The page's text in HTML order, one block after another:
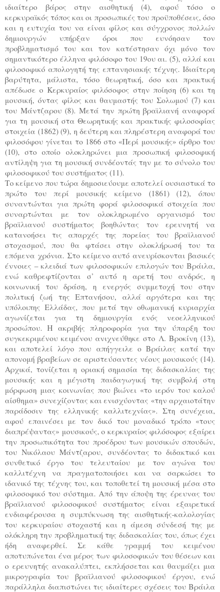
ιδιαίτερο βάρος στην αισθητική (4), αφού τόσο ο
κερκυραϊκός τόπος και οι προσωπικές του προϋποθέσεις, όσο
και η ευτυχία του να είναι φίλος και σύγχρονος πολλών
δημιουργών υπήρξαν όροι που ευνόησαν τον
προβληματισμό του και τον κατέστησαν όχι μόνο τον
σημαντικότερο έλληνα φιλόσοφο του 19ου αι. (5), αλλά και
φιλοσοφικό απολογητή της επτανησιακής τέχνης. Ιδιαίτερη
βαρύτητα, μάλιστα, τόσο θεωρητική, όσο και πρακτική
απέδωσε ο Κερκυραίος φιλόσοφος στην ποίηση (6) και τη
μουσική, όντας φίλος και θαυμαστής του Σολωμού (7) και
του Μάντζαρου (8). Μετά την πρώτη βραϊλιανή αναφορά
για τη μουσική στα Θεωρητικής και πρακτικής φιλοσοφίας
στοιχεία (1862) (9), η δεύτερη και πληρέστερη αναφορά του
φιλοσόφου γίνεται το 1866 στο «Περί μουσικής» άρθρο του
(10), στο οποίο ολοκληρώνει μια προσωπική φιλοσοφική
αντίληψη για τη μουσική συνδέοντάς την με το σύνολο του
φιλοσοφικού του συστήματος (11).
Το κείμενο που τώρα δημοσιεύουμε αποτελεί ουσιαστικά το
πρώτο του περί μουσικής κείμενο (1861) (12), όπου
συναντώνται για πρώτη φορά φιλοσοφικά στοιχεία που
συναρτώνται με τον ολοκληρωμένο οργανισμό του
βραϊλιανού συστήματος βοηθώντας τον ερευνητή να
κατανοήσει τις απαρχές της πορείας του βραϊλιανού
στοχασμού, που θα φτάσει στην ολοκλήρωσή του τα
επόμενα χρόνια. Στο κείμενο αυτό ανευρίσκονται βασικές
έννοιες – κλειδιά των φιλοσοφικών επιλογών του Βράιλα,
ενώ καθρεφτίζονται σ’ αυτό η αρετή του ανδρός, η
κοινωνική του δράση, η ενεργός συμμετοχή του στην
πολιτική ζωή της Επτανήσου, αλλά αργότερα και της
υπόλοιπης Ελλάδας, που μετά την οθωμανική κυριαρχία
αγωνίζεται για τη δημιουργία ενός νεοελληνικού
προσώπου. Η ακριβής πληροφορία για την ύπαρξη του
συγκεκριμένου κειμένου ανιχνεύθηκε στο Λ. Βροκίνη (13),
και αποτελεί λόγο που απήγγειλε ο Βράιλας κατά την
απονομή βραβείων σε αριστεύσαντες νέους μουσικούς (14).
Αρχικά, τονίζεται η οριακή σημασία της διδασκαλίας της
μουσικής και η μέγιστη παιδαγωγική της συμβολή στη
μόρφωση μιας κοινωνίας που βιώνει «το ιερόν του καλού
αίσθημα» συνεχίζοντας και ενισχύοντας «την αρχαιοτάτην
παράδοσιν της ελληνικής καλλιτεχνίας». Στη συνέχεια,
αφού επαινέσει με τον δικό του μοναδικό τρόπο «τους
διαπρέψαντας» μουσικούς, ο κερκυραίος φιλόσοφος εξαίρει
την προσωπικότητα του προέδρου των μουσικών σπουδών,
του Νικόλαου Μάντζαρου, συνδέοντας το διδακτικό και
συνθετικό έργο του τελευταίου με τον αγώνα του
καλλιτέχνη να πραγματοποιήσει και να σαρκώσει το
ιδανικό της τέχνης του, και τοποθετεί τη μουσική μέσα στο
φιλοσοφικό του σύστημα. Από την άποψη της έρευνας του
βραϊλιανού φιλοσοφικού συστήματος είναι εξαιρετικά
ενδιαφέρουσα η συμπύκνωση της αισθητικής-καλολογίας
του κερκυραίου στοχαστή και η άμεση σύνδεσή της με
ολόκληρη την προβληματική της διδασκαλίας του, όπως έχει
ήδη αναφερθεί. Σε κάθε γραμμή του κειμένου
αποτυπώνεται ένα μέρος των φιλοσοφικών του θέσεων και
ο ερευνητής ανακαλύπτει, εκπλήσσεται και θαυμάζει μια
μικρογραφία του βραϊλιανού φιλοσοφικού έργου, ενώ
παράλληλα διαπιστώνει τις ιδιαίτερες σχέσεις του Βράιλα